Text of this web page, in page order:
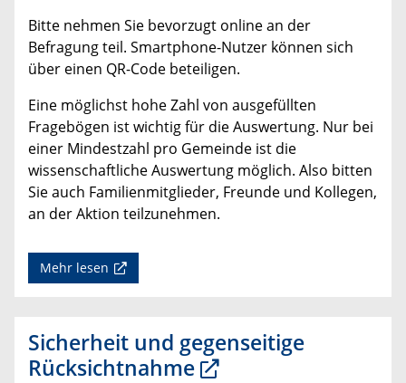
Bitte nehmen Sie bevorzugt online an der
Befragung teil. Smartphone-Nutzer können sich
über einen QR-Code beteiligen.
Eine möglichst hohe Zahl von ausgefüllten
Fragebögen ist wichtig für die Auswertung. Nur bei
einer Mindestzahl pro Gemeinde ist die
wissenschaftliche Auswertung möglich. Also bitten
Sie auch Familienmitglieder, Freunde und Kollegen,
an der Aktion teilzunehmen.
Mehr lesen
Sicherheit und gegenseitige
Rücksichtnahme